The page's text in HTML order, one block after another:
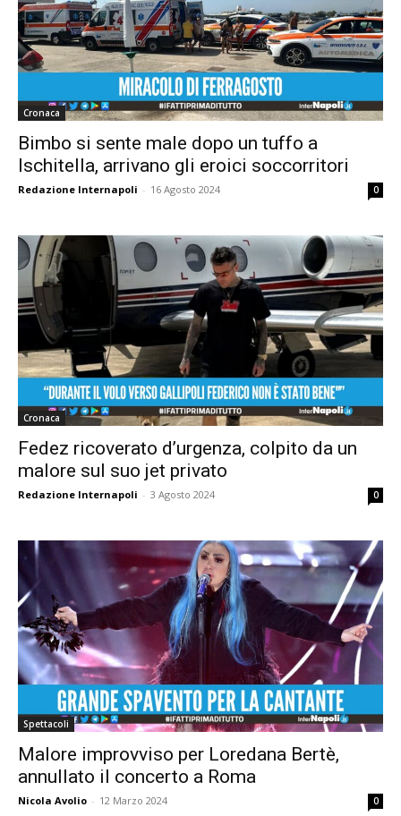
Cronaca
Bimbo si sente male dopo un tuffo a
Ischitella, arrivano gli eroici soccorritori
Redazione Internapoli - 16 Agosto 2024 0
Cronaca
Fedez ricoverato d’urgenza, colpito da un
malore sul suo jet privato
Redazione Internapoli - 3 Agosto 2024 0
Spettacoli
Malore improvviso per Loredana Bertè,
annullato il concerto a Roma
Nicola Avolio - 12 Marzo 2024 0